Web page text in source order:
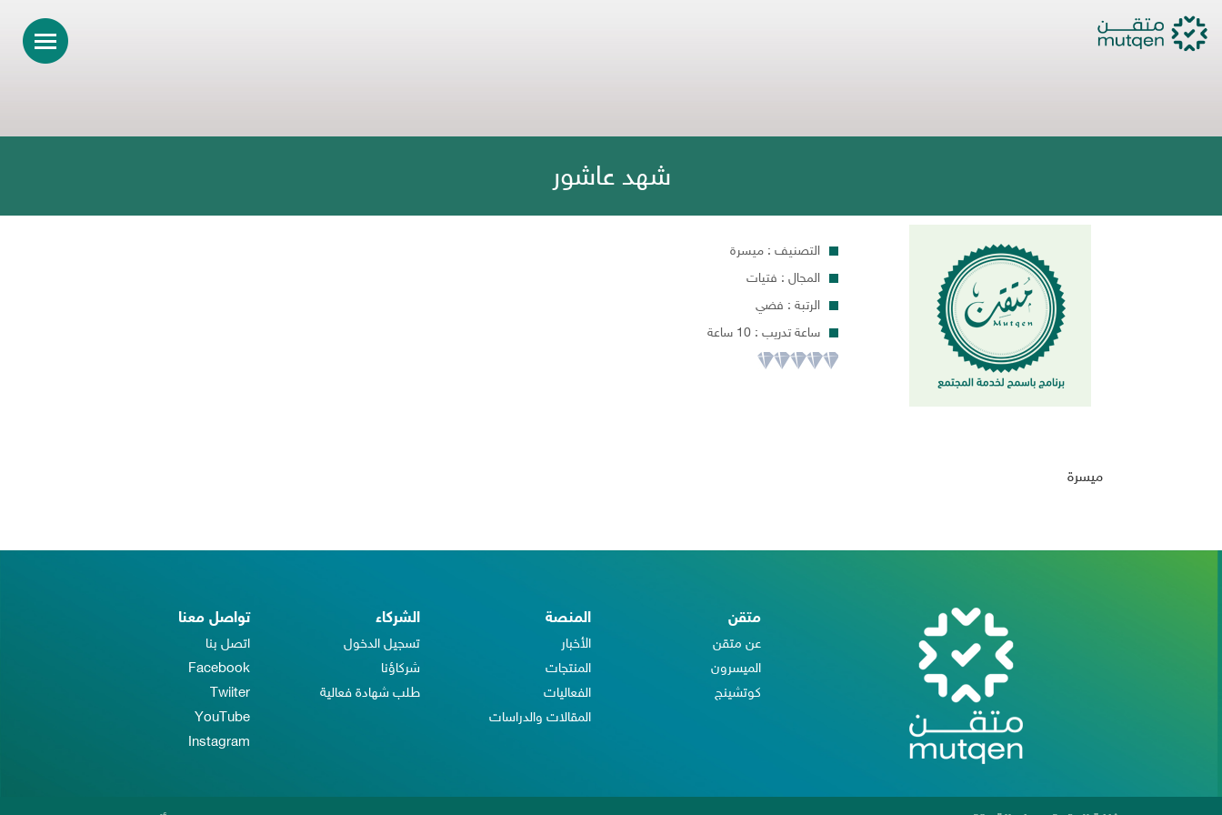
شهد عاشور
التصنيف : ميسرة
المجال : فتيات
الرتبة : فضي
ساعة تدريب : 10 ساعة
ميسرة
متقن
عن متقن
الميسرون
كوتشينج
المنصة
الأخبار
المنتجات
الفعاليات
المقالات والدراسات
الشركاء
تسجيل الدخول
شركاؤنا
طلب شهادة فعالية
تواصل معنا
اتصل بنا
Facebook
Twiiter
YouTube
Instagram